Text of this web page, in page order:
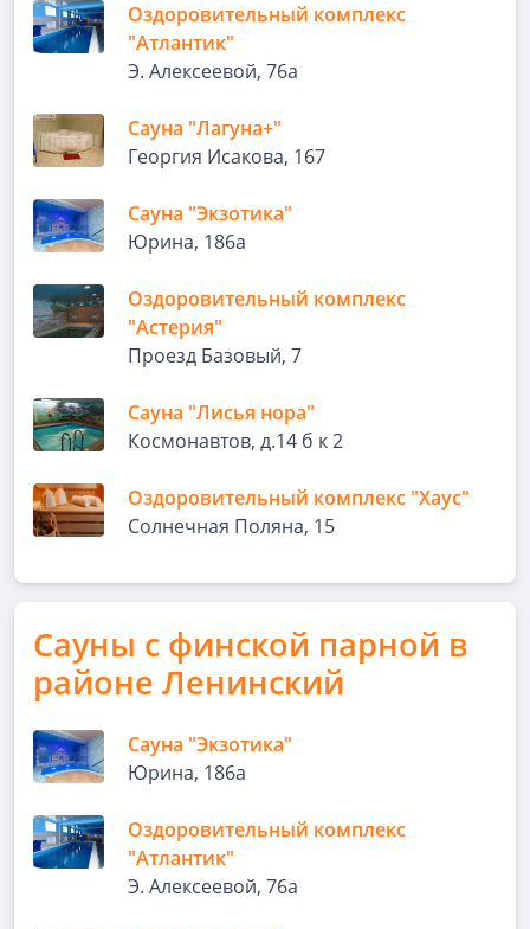
Оздоровительный комплекс
"Атлантик"
Э. Алексеевой, 76а
Сауна "Лагуна+"
Георгия Исакова, 167
Сауна "Экзотика"
Юрина, 186а
Оздоровительный комплекс
"Астерия"
Проезд Базовый, 7
Сауна "Лисья нора"
Космонавтов, д.14 б к 2
Оздоровительный комплекс "Хаус"
Солнечная Поляна, 15
Сауны с финской парной в
районе Ленинский
Сауна "Экзотика"
Юрина, 186а
Оздоровительный комплекс
"Атлантик"
Э. Алексеевой, 76а